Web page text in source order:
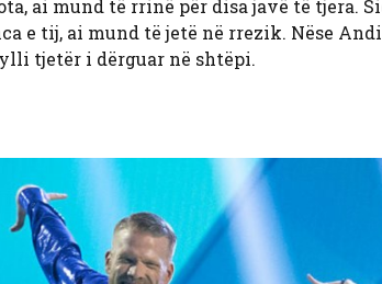
ai mund të rrinë për disa javë të tjera.
e tij, ai mund të jetë në rrezik. Nëse
tjetër i dërguar në shtëpi.